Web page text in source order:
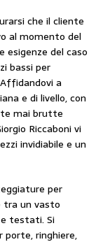
che il cliente
al momento del
del caso
bassi per
a
e di livello, con
mai brutte
Riccaboni vi
invidiabile e un
per
tra un vasto
testati. Si
ringhiere,